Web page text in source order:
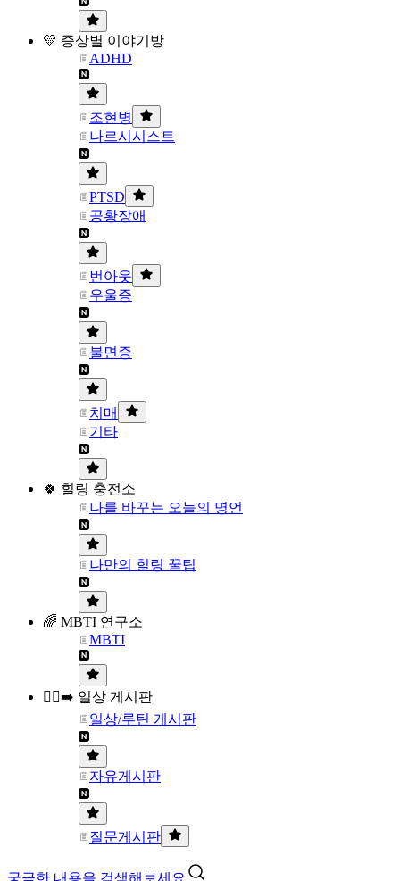
💛 증상별 이야기방
ADHD
조현병
나르시시스트
PTSD
공황장애
번아웃
우울증
불면증
치매
기타
🍀 힐링 충전소
나를 바꾸는 오늘의 명언
나만의 힐링 꿀팁
🌈 MBTI 연구소
MBTI
🏃‍♀️‍➡️ 일상 게시판
일상/루틴 게시판
자유게시판
질문게시판
궁금한 내용을 검색해보세요